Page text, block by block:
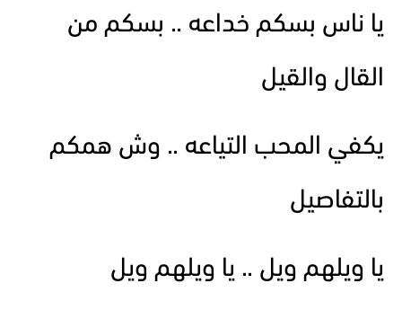
يا ناس بسكم خداعه .. بسكم من
القال والقيل
يكفي المحب التياعه .. وش همكم
بالتفاصيل
يا ويلهم ويل .. يا ويلهم ويل